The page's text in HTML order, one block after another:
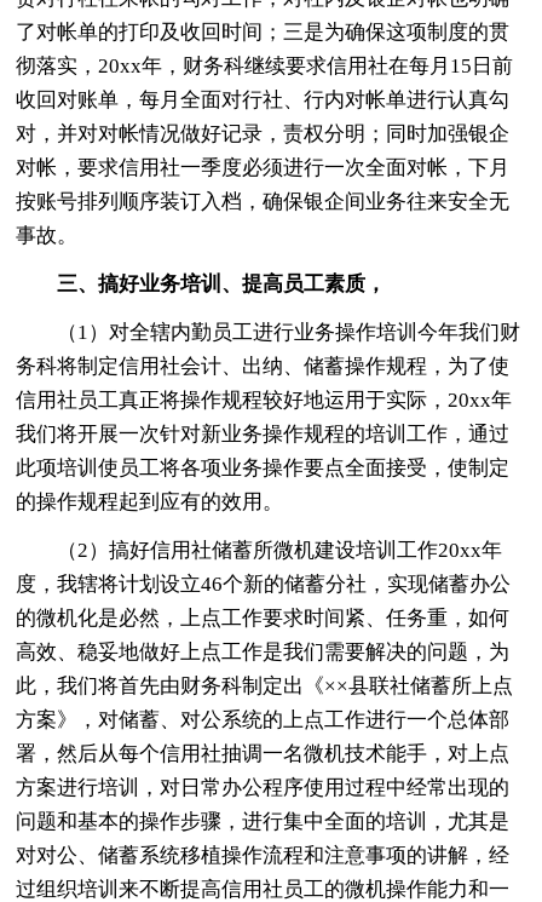
了对帐单的打印及收回时间；三是为确保这项制度的贯
彻落实，20xx年，财务科继续要求信用社在每月15日前
收回对账单，每月全面对行社、行内对帐单进行认真勾
对，并对对帐情况做好记录，责权分明；同时加强银企
对帐，要求信用社一季度必须进行一次全面对帐，下月
按账号排列顺序装订入档，确保银企间业务往来安全无
事故。
三、搞好业务培训、提高员工素质，
（1）对全辖内勤员工进行业务操作培训今年我们财
务科将制定信用社会计、出纳、储蓄操作规程，为了使
信用社员工真正将操作规程较好地运用于实际，20xx年
我们将开展一次针对新业务操作规程的培训工作，通过
此项培训使员工将各项业务操作要点全面接受，使制定
的操作规程起到应有的效用。
（2）搞好信用社储蓄所微机建设培训工作20xx年
度，我辖将计划设立46个新的储蓄分社，实现储蓄办公
的微机化是必然，上点工作要求时间紧、任务重，如何
高效、稳妥地做好上点工作是我们需要解决的问题，为
此，我们将首先由财务科制定出《××县联社储蓄所上点
方案》，对储蓄、对公系统的上点工作进行一个总体部
署，然后从每个信用社抽调一名微机技术能手，对上点
方案进行培训，对日常办公程序使用过程中经常出现的
问题和基本的操作步骤，进行集中全面的培训，尤其是
对对公、储蓄系统移植操作流程和注意事项的讲解，经
过组织培训来不断提高信用社员工的微机操作能力和一